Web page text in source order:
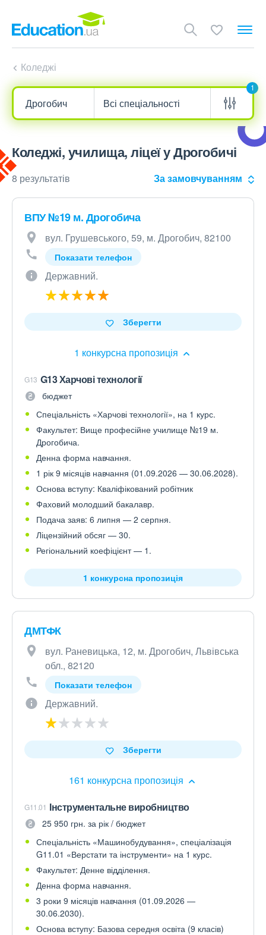
Коледжі
1
Коледжі, училища, ліцеї у Дрогобичі
8 результатів За замовчуванням
ВПУ №19 м. Дрогобича
вул. Грушевського, 59, м. Дрогобич, 82100
Показати телефон
Державний.
1 конкурсна пропозиція
Зберегти
G13 G13 Харчові технології
бюджет
Спеціальність «Харчові технології», на 1 курс.
Факультет: Вище професійне училище №19 м.
Дрогобича.
Денна форма навчання.
1 рік 9 місяців навчання (01.09.2026 — 30.06.2028).
Основа вступу: Кваліфікований робітник
Фаховий молодший бакалавр.
Подача заяв: 6 липня — 2 серпня.
Ліцензійний обсяг — 30.
Регіональний коефіцієнт — 1.
1 конкурсна пропозиція
ДМТФК
вул. Раневицька, 12, м. Дрогобич, Львівська
обл., 82120
Показати телефон
Державний.
161 конкурсна пропозиція
Зберегти
G11.01 Інструментальне виробництво
25 950 грн. за рік / бюджет
Спеціальність «Машинобудування», спеціалізація
G11.01 «Верстати та інструменти» на 1 курс.
Факультет: Денне відділення.
Денна форма навчання.
3 роки 9 місяців навчання (01.09.2026 —
30.06.2030).
Основа вступу: Базова середня освіта (9 класів)